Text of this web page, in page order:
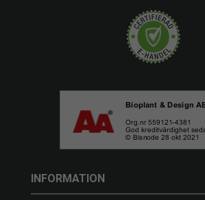
INFORMATION